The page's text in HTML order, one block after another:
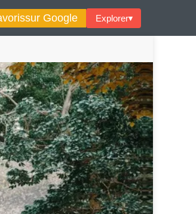
sur Google Explorer▾
Maison En Ville
Jour
Loft
Surface
Piscine